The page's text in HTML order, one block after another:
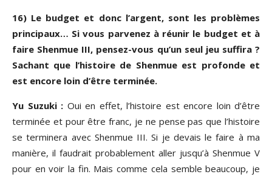
16) Le budget et donc l’argent, sont les problèmes
principaux… Si vous parvenez à réunir le budget et à
faire Shenmue III, pensez-vous qu’un seul jeu suffira ?
Sachant que l’histoire de Shenmue est profonde et
est encore loin d’être terminée.
Yu Suzuki : Oui en effet, l’histoire est encore loin d’être
terminée et pour être franc, je ne pense pas que l’histoire
se terminera avec Shenmue III. Si je devais le faire à ma
manière, il faudrait probablement aller jusqu’à Shenmue V
pour en voir la fin. Mais comme cela semble beaucoup, je